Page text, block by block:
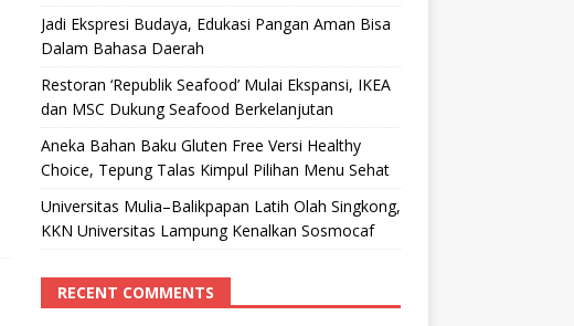
Jadi Ekspresi Budaya, Edukasi Pangan Aman Bisa
Dalam Bahasa Daerah
Restoran ‘Republik Seafood’ Mulai Ekspansi, IKEA
dan MSC Dukung Seafood Berkelanjutan
Aneka Bahan Baku Gluten Free Versi Healthy
Choice, Tepung Talas Kimpul Pilihan Menu Sehat
Universitas Mulia–Balikpapan Latih Olah Singkong,
KKN Universitas Lampung Kenalkan Sosmocaf
RECENT COMMENTS